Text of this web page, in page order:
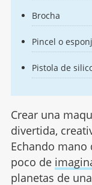
Brocha
Pincel o
Pistola de
Crear una
divertida,
Echando
poco de
planetas de